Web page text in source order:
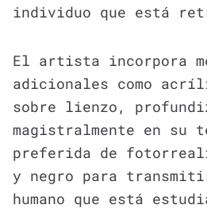
individuo que está
El artista incorpora
adicionales como
sobre lienzo,
magistralmente en su
preferida de
y negro para
humano que está